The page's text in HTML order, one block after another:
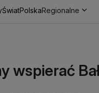
ŚwiatPolskaRegionalne
wspierać